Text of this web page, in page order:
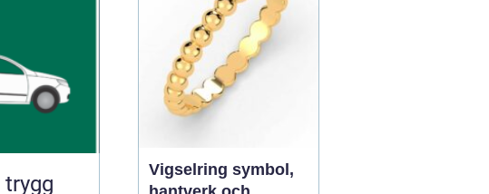
Vigselring symbol,